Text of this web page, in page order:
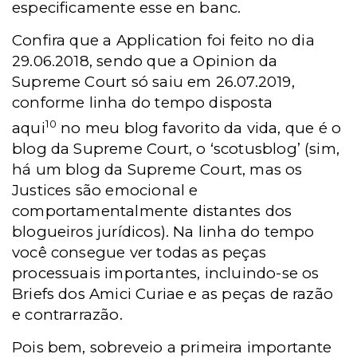
especificamente esse en banc.
Confira que a Application foi feito no dia
29.06.2018, sendo que a Opinion da
Supreme Court só saiu em 26.07.2019,
conforme linha do tempo disposta
aqui10 no meu blog favorito da vida, que é o
blog da Supreme Court, o ‘scotusblog’ (sim,
há um blog da Supreme Court, mas os
Justices são emocional e
comportamentalmente distantes dos
blogueiros jurídicos). Na linha do tempo
você consegue ver todas as peças
processuais importantes, incluindo-se os
Briefs dos Amici Curiae e as peças de razão
e contrarrazão.
Pois bem, sobreveio a primeira importante